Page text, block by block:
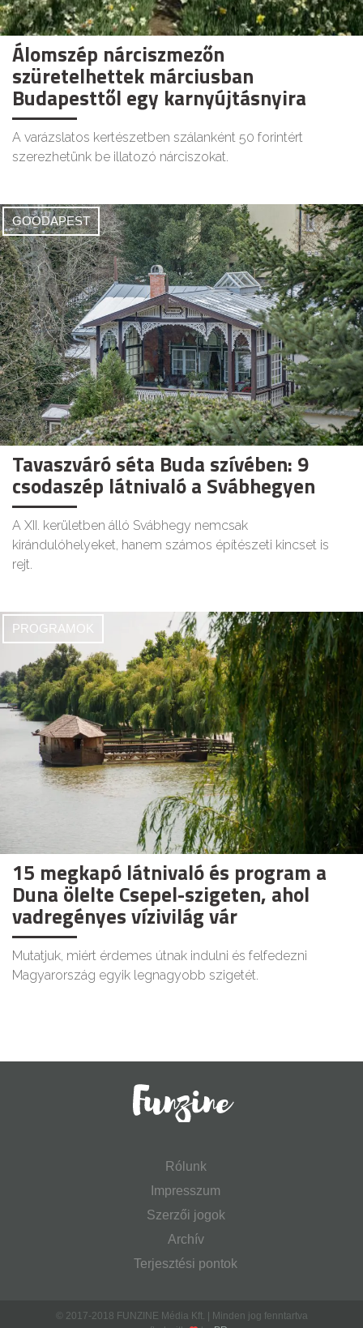
Álomszép nárciszmezőn
szüretelhettek márciusban
Budapesttől egy karnyújtásnyira
A varázslatos kertészetben szálanként 50 forintért
szerezhetünk be illatozó nárciszokat.
GOODAPEST
Tavaszváró séta Buda szívében: 9
csodaszép látnivaló a Svábhegyen
A XII. kerületben álló Svábhegy nemcsak
kirándulóhelyeket, hanem számos építészeti kincset is
rejt.
PROGRAMOK
15 megkapó látnivaló és program a
Duna ölelte Csepel-szigeten, ahol
vadregényes vízivilág vár
Mutatjuk, miért érdemes útnak indulni és felfedezni
Magyarország egyik legnagyobb szigetét.
Rólunk
Impresszum
Szerzői jogok
Archív
Terjesztési pontok
© 2017-2018 FUNZINE Média Kft. | Minden jog fenntartva